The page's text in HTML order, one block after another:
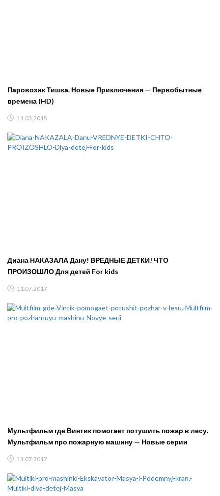
Паровозик Тишка. Новые Приключения — Первобытные
времена (HD)
11.03.2015
Диана НАКАЗАЛА Дану! ВРЕДНЫЕ ДЕТКИ! ЧТО
ПРОИЗОШЛО Для детей For kids
11.07.2017
Мультфильм где Винтик помогает потушить пожар в лесу.
Мультфильм про пожарную машину — Новые серии
11.07.2017